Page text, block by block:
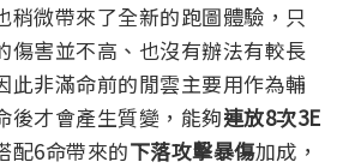
稍微帶來了全新的跑圖體驗，只
傷害並不高、也沒有辦法有較長
此非滿命前的閒雲主要用作為輔
後才會產生質變，能夠連放8次3E
配6命帶來的下落攻擊暴傷加成，